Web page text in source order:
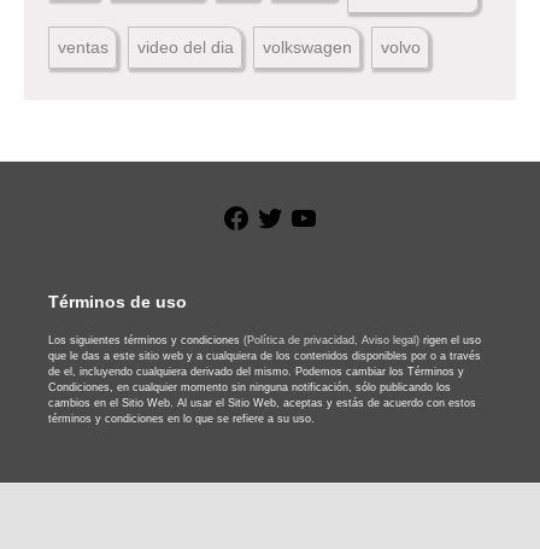
ventas video del dia volkswagen volvo
Facebook
Twitter
Términos de uso
Los siguientes términos y condiciones (Política de privacidad, Aviso legal) rigen el uso
que le das a este sitio web y a cualquiera de los contenidos disponibles por o a través
de el, incluyendo cualquiera derivado del mismo. Podemos cambiar los Términos y
Condiciones, en cualquier momento sin ninguna notificación, sólo publicando los
cambios en el Sitio Web. Al usar el Sitio Web, aceptas y estás de acuerdo con estos
términos y condiciones en lo que se refiere a su uso.